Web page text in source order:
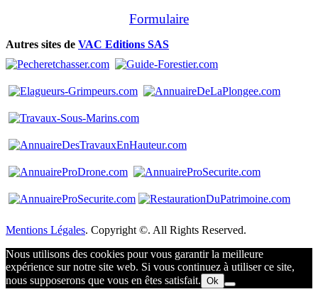
Formulaire
Autres sites de VAC Editions SAS
Mentions Légales. Copyright ©. All Rights Reserved.
Nous utilisons des cookies pour vous garantir la meilleure
expérience sur notre site web. Si vous continuez à utiliser ce site,
nous supposerons que vous en êtes satisfait. Ok